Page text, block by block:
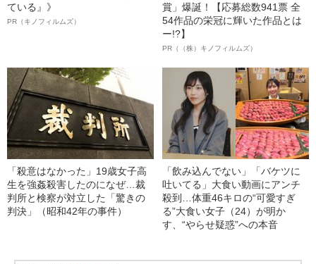
ている』》
PR（キノフィルムズ）
賞」爆誕！【応募総数941票 全
54作品の栄冠に輝いた作品とは
ー!?】
PR（（株）キノフィルムズ）
「殺意はなかった」19歳女子高
生を強姦殺害したのになぜ…裁
判所と検察が対立した「驚きの
判決」（昭和42年の事件）
「飲み込んでない」「バケツに
吐いてる」大食い動画にアンチ
殺到…体重46キロの“可愛すぎ
る”大食い女子（24）が明か
す、“やらせ疑惑”への本音